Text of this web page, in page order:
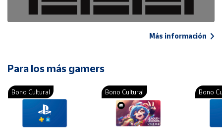
Más información
Para los más gamers
Bono Cultural Bono Cultural Bono